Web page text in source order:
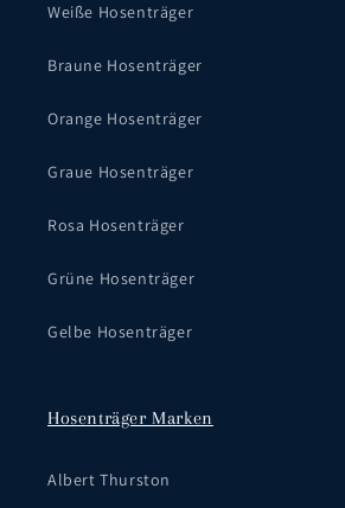
Weiße Hosenträger
Braune Hosenträger
Orange Hosenträger
Graue Hosenträger
Rosa Hosenträger
Grüne Hosenträger
Gelbe Hosenträger
Hosenträger Marken
Albert Thurston